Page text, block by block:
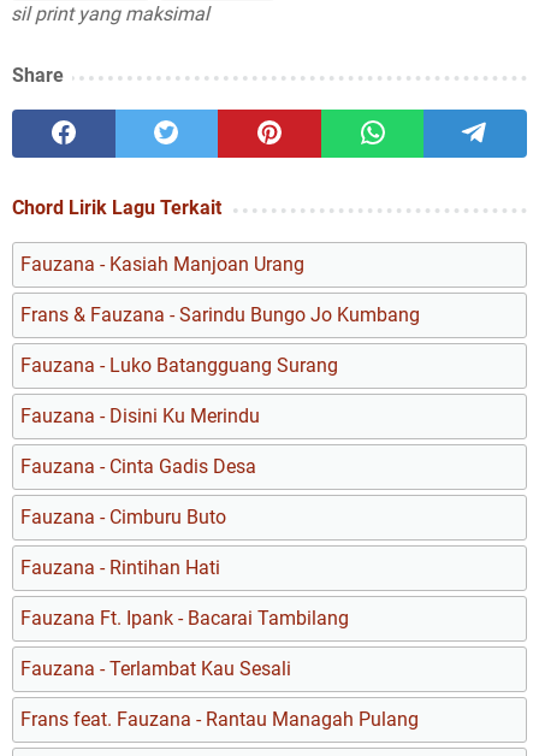
yang maksimal
Share
Chord Lirik Lagu Terkait
Fauzana - Kasiah Manjoan Urang
Frans & Fauzana - Sarindu Bungo Jo Kumbang
Fauzana - Luko Batangguang Surang
Fauzana - Disini Ku Merindu
Fauzana - Cinta Gadis Desa
Fauzana - Cimburu Buto
Fauzana - Rintihan Hati
Fauzana Ft. Ipank - Bacarai Tambilang
Fauzana - Terlambat Kau Sesali
Frans feat. Fauzana - Rantau Managah Pulang